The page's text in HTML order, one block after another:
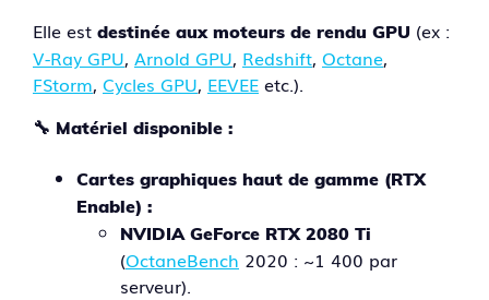
Elle est destinée aux moteurs de rendu GPU (ex :
V-Ray GPU, Arnold GPU, Redshift, Octane,
FStorm, Cycles GPU, EEVEE etc.).
🔧 Matériel disponible :
Cartes graphiques haut de gamme (RTX
Enable) :
NVIDIA GeForce RTX 2080 Ti
(OctaneBench 2020 : ~1 400 par
serveur).